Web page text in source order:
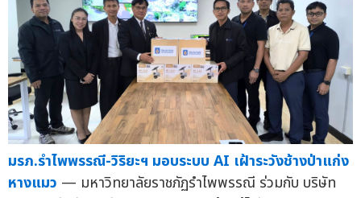
มรภ.รำไพพรรณี-วิริยะฯ มอบระบบ AI เฝ้าระวังช้างป่าแก่ง
หางแมว — มหาวิทยาลัยราชภัฏรำไพพรรณี ร่วมกับ บริษัท